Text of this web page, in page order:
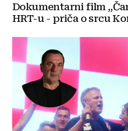
Dokumentarni film
HRT-u - priča o srcu